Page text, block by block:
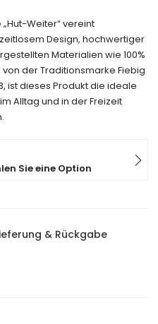
Weiter“ vereint
Design, hochwertiger
Materialien wie 100%
der Traditionsmarke Fiebig
ist dieses Produkt die ideale
Alltag und in der Freizeit
Sie eine Option
& Rückgabe